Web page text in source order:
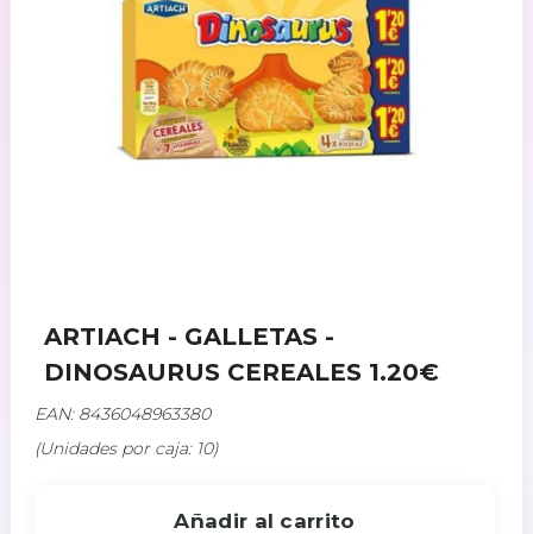
ARTIACH - GALLETAS -
DINOSAURUS CEREALES 1.20€
EAN: 8436048963380
(Unidades por caja: 10)
Añadir al carrito